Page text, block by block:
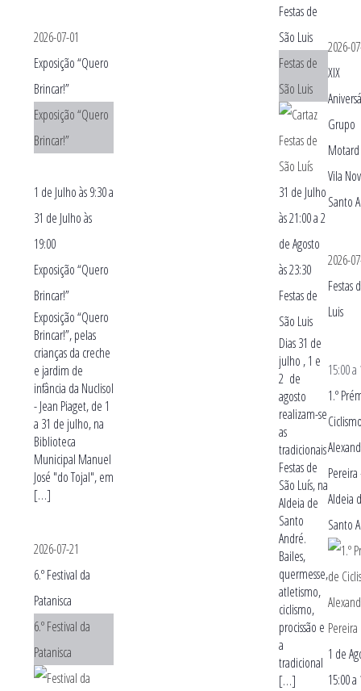
2026-07-01
Exposição “Quero
Brincar!”
Exposição “Quero
Brincar!”
1 de Julho às 9:30a
31 de Julho às
19:00
Exposição “Quero
Brincar!”
Exposição “Quero
Brincar!”, pelas
crianças da creche
e jardim de
infância da Nuclisol
- Jean Piaget, de 1
a 31 de julho, na
Biblioteca
Municipal Manuel
José "do Tojal", em
[…]
2026-07-21
6.º Festival da
Patanisca
6.º Festival da
Patanisca
Festas de
São Luis
Festas de
São Luis
31 de Julho
às 21:00a2
de Agosto
às 23:30
Festas de
São Luis
Dias 31 de
julho , 1 e
2 de
agosto
realizam-se
as
tradicionais
Festas de
São Luís, na
Aldeia de
Santo
André.
Bailes,
quermesse,
atletismo,
ciclismo,
procissão e
a
tradicional
[…]
2026-
XIX
Grupo
Vila
Santo
2026-
Festas
Luis
15:00a
1.º
Aldeia
Santo
1 de
15:00a